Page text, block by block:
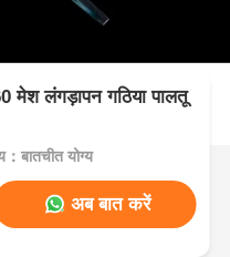
मेश लंगड़ापन गठिया पालतू
：बातचीत योग्य
अब बात करें